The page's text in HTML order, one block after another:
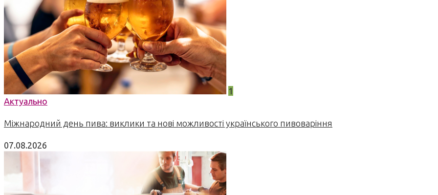
1
Актуально
Міжнародний день пива: виклики та нові можливості українського пивоваріння
07.08.2026